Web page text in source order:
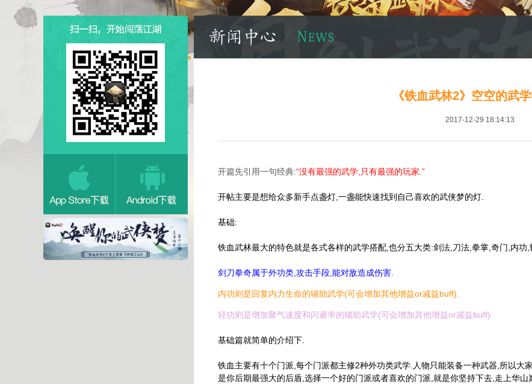
《铁血武林2》空空的武
2017-12-29 18:14:13
开篇先引用一句经典:“没有最强的武学,只有最强的玩家.”
开帖主要是想给众多新手点盏灯,一盏能快速找到自己喜欢的武侠梦的灯.
基础:
铁血武林最大的特色就是各式各样的武学搭配,也分五大类:剑法,刀法,拳掌,奇门,内功,
剑刀拳奇属于外功类,攻击手段,能对敌造成伤害.
内功则是回复内力生命的辅助武学(可会增加其他增益or减益buff).
轻功则是增加聚气速度和闪避率的辅助武学(可会增加其他增益or减益buff).
基础篇就简单的介绍下.
铁血主要有十个门派,每个门派都主修2种外功类武学.人物只能装备一种武器,所以大
是你后期最强大的后盾,选择一个好的门派或者喜欢的门派,就是你坚持下去,走上华山